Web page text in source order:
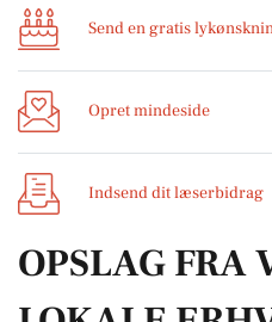
Send en gratis
Opret mindeside
Indsend dit læserbidrag
OPSLAG FRA